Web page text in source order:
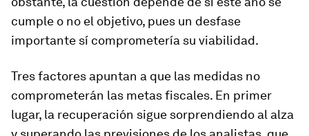
cumple o no el objetivo, pues un desfase
importante sí comprometería su viabilidad.
Tres factores apuntan a que las medidas no
comprometerán las metas fiscales. En primer
lugar, la recuperación sigue sorprendiendo al alza